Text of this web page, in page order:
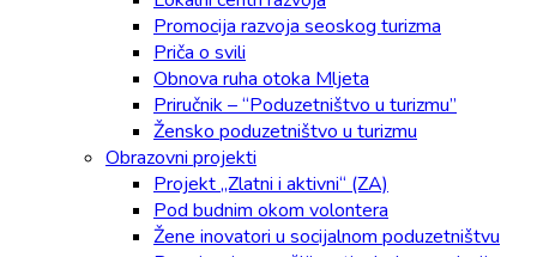
Promocija razvoja seoskog turizma
Priča o svili
Obnova ruha otoka Mljeta
Priručnik – “Poduzetništvo u turizmu”
Žensko poduzetništvo u turizmu
Obrazovni projekti
Projekt „Zlatni i aktivni“ (ZA)
Pod budnim okom volontera
Žene inovatori u socijalnom poduzetništvu